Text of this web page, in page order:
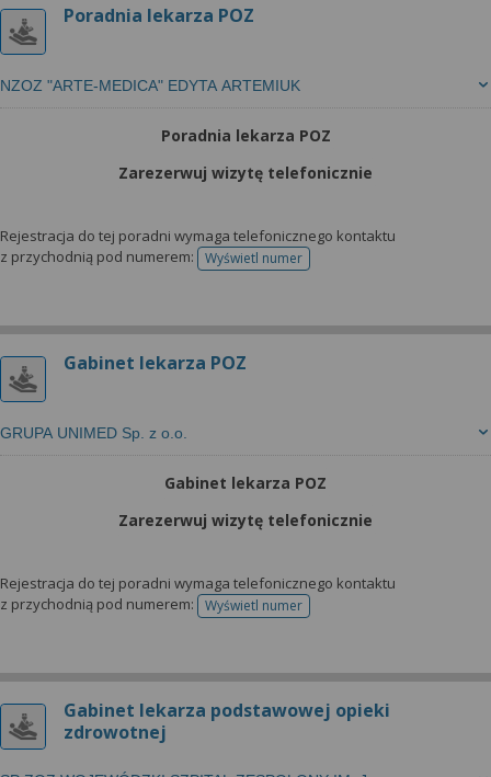
Poradnia lekarza POZ
NZOZ "ARTE-MEDICA" EDYTA ARTEMIUK
Poradnia lekarza POZ
Zarezerwuj wizytę telefonicznie
Rejestracja do tej poradni wymaga telefonicznego kontaktu
z przychodnią pod numerem:
Wyświetl numertelefonu do rejestracji
Gabinet lekarza POZ
GRUPA UNIMED Sp. z o.o.
Gabinet lekarza POZ
Zarezerwuj wizytę telefonicznie
Rejestracja do tej poradni wymaga telefonicznego kontaktu
z przychodnią pod numerem:
Wyświetl numertelefonu do rejestracji
Gabinet lekarza podstawowej opieki
zdrowotnej